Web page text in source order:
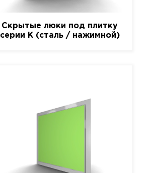
Скрытые люки под плитку
серии K (сталь / нажимной)